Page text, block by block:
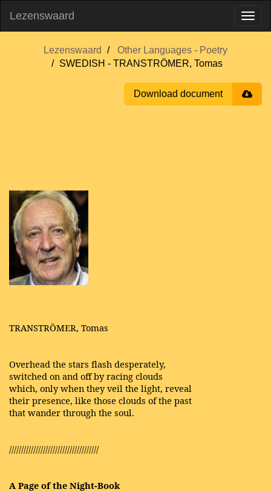
Lezenswaard
Lezenswaard
Other Languages - Poetry
SWEDISH - TRANSTRÖMER, Tomas
Download document
TRANSTRÖMER, Tomas
Overhead the stars flash desperately,
switched on and off by racing clouds
which, only when they veil the light, reveal
their presence, like those clouds of the past
that wander through the soul.
/////////////////////////////////////
A Page of the Night-Book